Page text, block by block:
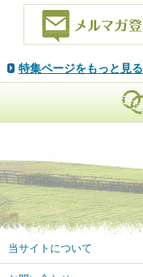
特集ページをもっと見る
当サイトについて